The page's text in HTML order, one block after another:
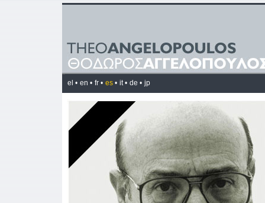
el • en • fr • es • it • de • jp